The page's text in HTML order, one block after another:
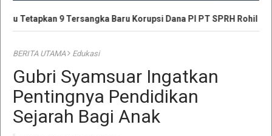
Tetapkan 9 Tersangka Baru Korupsi Dana PI PT SPRH Rohil
BERITA UTAMA Edukasi
Gubri Syamsuar Ingatkan
Pentingnya Pendidikan
Sejarah Bagi Anak